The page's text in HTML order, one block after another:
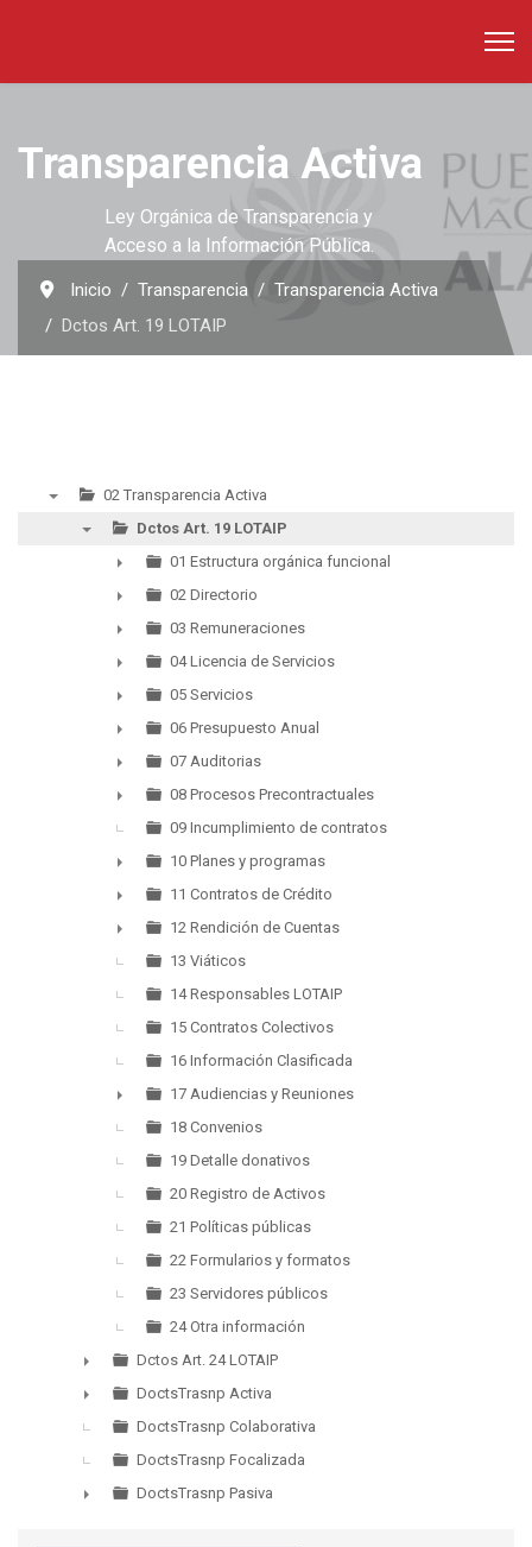
Transparencia Activa
Ley Orgánica de Transparencia y
Acceso a la Información Pública.
Inicio Transparencia
Transparencia Activa
Dctos Art. 19 LOTAIP
02 Transparencia Activa
Dctos Art. 19 LOTAIP
►
01 Estructura orgánica funcional
►
02 Directorio
►
03 Remuneraciones
►
04 Licencia de Servicios
►
05 Servicios
►
06 Presupuesto Anual
►
07 Auditorias
►
08 Procesos Precontractuales
09 Incumplimiento de contratos
►
10 Planes y programas
►
11 Contratos de Crédito
►
12 Rendición de Cuentas
13 Viáticos
14 Responsables LOTAIP
15 Contratos Colectivos
16 Información Clasificada
►
17 Audiencias y Reuniones
18 Convenios
19 Detalle donativos
20 Registro de Activos
21 Políticas públicas
22 Formularios y formatos
23 Servidores públicos
24 Otra información
►
Dctos Art. 24 LOTAIP
►
DoctsTrasnp Activa
DoctsTrasnp Colaborativa
DoctsTrasnp Focalizada
DoctsTrasnp Pasiva